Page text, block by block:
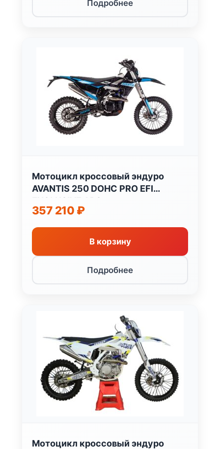
Подробнее
Мотоцикл кроссовый эндуро
AVANTIS 250 DOHC PRO EFI
EXCLUSIVE ARS
357 210 ₽
В корзину
Подробнее
Мотоцикл кроссовый эндуро